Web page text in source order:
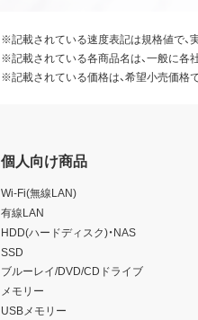
※記載されている速度表記は規格値で、
※記載されている各商品名は、一般に各
※記載されている価格は、希望小売価格
個人向け商品
Wi-Fi(無線LAN)
有線LAN
HDD(ハードディスク)・NAS
SSD
ブルーレイ/DVD/CDドライブ
メモリー
USBメモリー